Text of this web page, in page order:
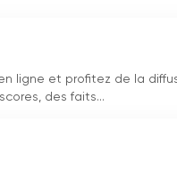
ligne et profitez de la
des faits...